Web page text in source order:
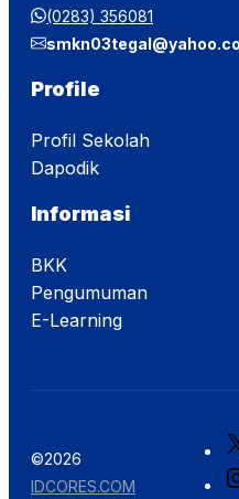
(0283) 356081
Profile
Profil Sekolah
Dapodik
Informasi
BKK
Pengumuman
E-Learning
©2026
IDCORES.COM